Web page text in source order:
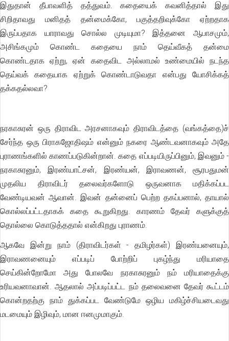
இதுதான் தீபாவளித் தத்துவம். கதையைக் கவனித்தால் இது
சிறிதாவது மனிதத் தன்மைக்கோ, பகுத்தறிவுக்கோ ஏற்றதாக
இருப்பதாக யாராவது சொல்ல முடியுமா? இத்தனை ஆபாசமும்,
அசிங்கமும் கொண்ட கதையை நாம் தெய்வீகத் தன்மை
கொண்டதாக ஏற்று, ஏன் கதைவிட அல்லாமல் உண்மையில் நடந்த
தெய்வக் கதையாக ஏற்றுக் கொண்டாடுவதா என்பது யோசிக்கத்
தக்கதல்லவா?
நரகாசுரன் ஒரு திராவிட அரசனாகவும் திராவிடத்தை (வங்கத்தை)ச்
சேர்ந்த ஒரு பிராகஜோதிஷம் என்னும் நகரை ஆண்டவனாகவும் அதே
புராணங்களில் காணப்படுகின்றான். கதை எப்படியிருப்பினும், இவனும் -
நரகாசுரனும், இரண்யாட்சன், இரண்யன், இராவணன், சூரபதுமன்
முதலிய திராவிடர் தலைவர்களோடு ஒருவனாக மதிக்கப்பட
வேண்டியவன் ஆவான். இவன் தன்னைப் பெற்ற தகப்பனால், தாயால்
கொல்லப்பட்டதாகக் கதை கூறுகிறது. காரணம் தேவர் களுக்குத்
தொல்லை கொடுத்ததால் என்கிறது புராணம்.
ஆகவே இன்று நாம் (திராவிடர்கள் - தமிழர்கள்) இரண்யனையும்,
இராவணனையும் எப்படிப் போற்றிப் புகழ்ந்து மரியாதை
செய்கின்றோமோ அது போலவே நரகாசுரனும் நம் மரியாதைக்கு
உரியவனாவான். ஆதலால் அப்படிப்பட்ட நம் தலைவனை தேவர் கூட்டம்
கொன்றதற்கு நாம் துக்கப்பட வேண்டுமே ஒழிய மகிழ்ச்சியடைவது
மடமையும் இழிவும், மான ஈனமுமாகும்.